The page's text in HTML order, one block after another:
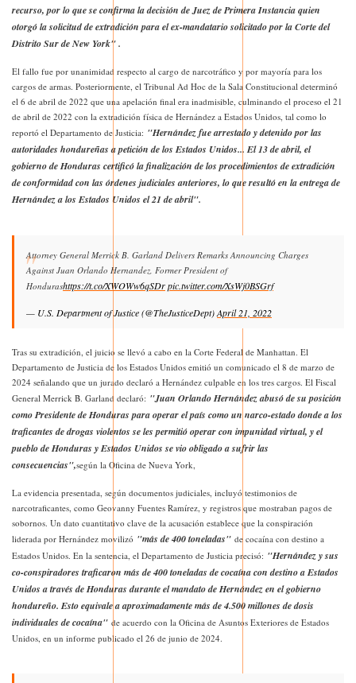
recurso, por lo que se confirma la decisión de Juez de Primera Instancia quien
otorgó la solicitud de extradición para el ex-mandatario solicitado por la Corte del
Distrito Sur de New York" .
El fallo fue por unanimidad respecto al cargo de narcotráfico y por mayoría para los
cargos de armas. Posteriormente, el Tribunal Ad Hoc de la Sala Constitucional determinó
el 6 de abril de 2022 que una apelación final era inadmisible, culminando el proceso el 21
de abril de 2022 con la extradición física de Hernández a Estados Unidos, tal como lo
reportó el Departamento de Justicia: "Hernández fue arrestado y detenido por las
autoridades hondureñas a petición de los Estados Unidos... El 13 de abril, el
gobierno de Honduras certificó la finalización de los procedimientos de extradición
de conformidad con las órdenes judiciales anteriores, lo que resultó en la entrega de
Hernández a los Estados Unidos el 21 de abril".
Attorney General Merrick B. Garland Delivers Remarks Announcing Charges
Against Juan Orlando Hernandez, Former President of
Hondurashttps://t.co/XWOWw6qSDrpic.twitter.com/XsWj0BSGrf
— U.S. Department of Justice (@TheJusticeDept)April 21, 2022
Tras su extradición, el juicio se llevó a cabo en la Corte Federal de Manhattan. El
Departamento de Justicia de los Estados Unidos emitió un comunicado el 8 de marzo de
2024 señalando que un jurado declaró a Hernández culpable en los tres cargos. El Fiscal
General Merrick B. Garland declaró: "Juan Orlando Hernández abusó de su posición
como Presidente de Honduras para operar el país como un narco-estado donde a los
traficantes de drogas violentos se les permitió operar con impunidad virtual, y el
pueblo de Honduras y Estados Unidos se vio obligado a sufrir las
consecuencias",según la Oficina de Nueva York,
La evidencia presentada, según documentos judiciales, incluyó testimonios de
narcotraficantes, como Geovanny Fuentes Ramírez, y registros que mostraban pagos de
sobornos. Un dato cuantitativo clave de la acusación establece que la conspiración
liderada por Hernández movilizó "más de 400 toneladas" de cocaína con destino a
Estados Unidos. En la sentencia, el Departamento de Justicia precisó: "Hernández y sus
co-conspiradores traficaron más de 400 toneladas de cocaína con destino a Estados
Unidos a través de Honduras durante el mandato de Hernández en el gobierno
hondureño. Esto equivale a aproximadamente más de 4.500 millones de dosis
individuales de cocaína" de acuerdo con la Oficina de Asuntos Exteriores de Estados
Unidos, en un informe publicado el 26 de junio de 2024.